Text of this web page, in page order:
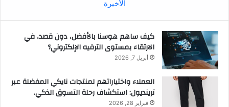
الأخيرة
كيف ساهم هوسنا بالأفضل، دون قصد، في
الارتقاء بمستوى الترفيه الإلكتروني؟
أبريل 7, 2026
العملاء واختياراتهم لمنتجات نايكي المفضلة عبر
ترينديول: استكشاف رحلة التسوق الذكي.
فبراير 28, 2026